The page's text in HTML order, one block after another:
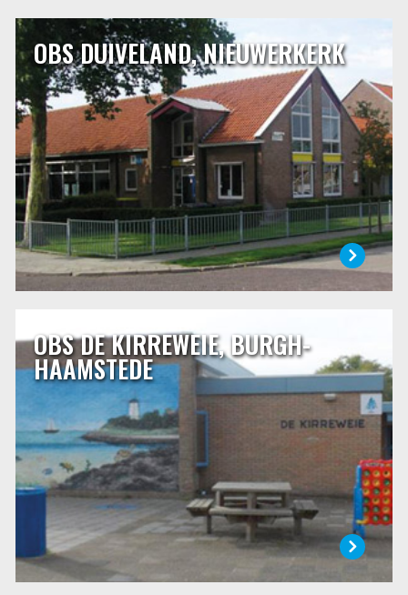
OBS DUIVELAND, NIEUWERKERK
OBS DUIVELAND, NIEUWERKERK
OBS Duiveland is de openbare basisschool in
Nieuwerkerk. Met respect voor de dorpscultuur werkt de
school samen met de andere school en de verenigingen en
stichtingen die in het dorp aanwezig zijn. De school wordt
bezocht door kinderen uit Nieuwerkerk en door kinderen
uit de omringende dorpen, Ouwerkerk, Sirjansland en
Oosterland.
LEES MEER
OBS DE KIRREWEIE, BURGH-
HAAMSTEDE
OBS DE KIRREWEIE, BURGH-HAAMSTEDE
Het weiland waarop in 1969 de school werd gebouwd
stond bekend onder de naam “het kirreweitje” (klein stuk
weiland). Het Schouwse woord kirretje betekent: mens, dier
of ding dat klein van stuk is. Daar komt de naam van onze
school vandaan.
LEES MEER